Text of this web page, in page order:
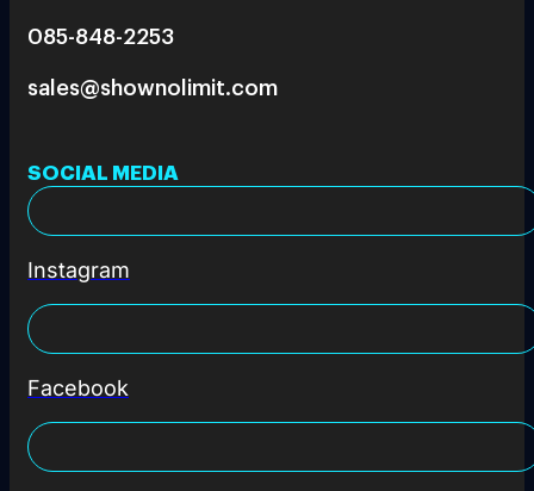
085-848-2253
sales@shownolimit.com
SOCIAL MEDIA
Instagram
Facebook